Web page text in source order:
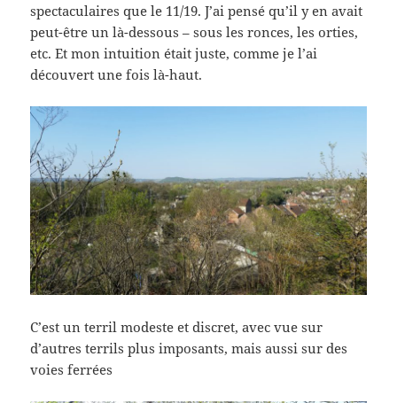
spectaculaires que le 11/19. J’ai pensé qu’il y en avait
peut-être un là-dessous – sous les ronces, les orties,
etc. Et mon intuition était juste, comme je l’ai
découvert une fois là-haut.
C’est un terril modeste et discret, avec vue sur
d’autres terrils plus imposants, mais aussi sur des
voies ferrées